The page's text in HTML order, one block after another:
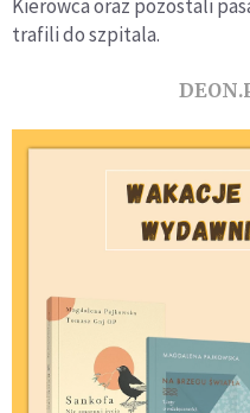
Kierowca oraz pozostali
trafili do szpitala.